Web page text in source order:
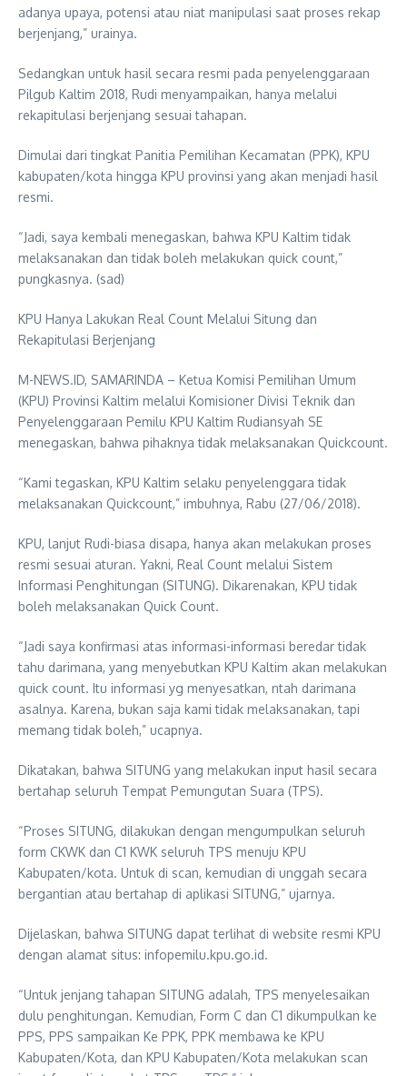
adanya upaya, potensi atau niat manipulasi saat proses rekap
berjenjang,” urainya.
Sedangkan untuk hasil secara resmi pada penyelenggaraan
Pilgub Kaltim 2018, Rudi menyampaikan, hanya melalui
rekapitulasi berjenjang sesuai tahapan.
Dimulai dari tingkat Panitia Pemilihan Kecamatan (PPK), KPU
kabupaten/kota hingga KPU provinsi yang akan menjadi hasil
resmi.
“Jadi, saya kembali menegaskan, bahwa KPU Kaltim tidak
melaksanakan dan tidak boleh melakukan quick count,”
pungkasnya. (sad)
KPU Hanya Lakukan Real Count Melalui Situng dan
Rekapitulasi Berjenjang
M-NEWS.ID, SAMARINDA – Ketua Komisi Pemilihan Umum
(KPU) Provinsi Kaltim melalui Komisioner Divisi Teknik dan
Penyelenggaraan Pemilu KPU Kaltim Rudiansyah SE
menegaskan, bahwa pihaknya tidak melaksanakan Quickcount.
“Kami tegaskan, KPU Kaltim selaku penyelenggara tidak
melaksanakan Quickcount,” imbuhnya, Rabu (27/06/2018).
KPU, lanjut Rudi-biasa disapa, hanya akan melakukan proses
resmi sesuai aturan. Yakni, Real Count melalui Sistem
Informasi Penghitungan (SITUNG). Dikarenakan, KPU tidak
boleh melaksanakan Quick Count.
“Jadi saya konfirmasi atas informasi-informasi beredar tidak
tahu darimana, yang menyebutkan KPU Kaltim akan melakukan
quick count. Itu informasi yg menyesatkan, ntah darimana
asalnya. Karena, bukan saja kami tidak melaksanakan, tapi
memang tidak boleh,” ucapnya.
Dikatakan, bahwa SITUNG yang melakukan input hasil secara
bertahap seluruh Tempat Pemungutan Suara (TPS).
“Proses SITUNG, dilakukan dengan mengumpulkan seluruh
form CKWK dan C1 KWK seluruh TPS menuju KPU
Kabupaten/kota. Untuk di scan, kemudian di unggah secara
bergantian atau bertahap di aplikasi SITUNG,” ujarnya.
Dijelaskan, bahwa SITUNG dapat terlihat di website resmi KPU
dengan alamat situs: infopemilu.kpu.go.id.
“Untuk jenjang tahapan SITUNG adalah, TPS menyelesaikan
dulu penghitungan. Kemudian, Form C dan C1 dikumpulkan ke
PPS, PPS sampaikan Ke PPK, PPK membawa ke KPU
Kabupaten/Kota, dan KPU Kabupaten/Kota melakukan scan